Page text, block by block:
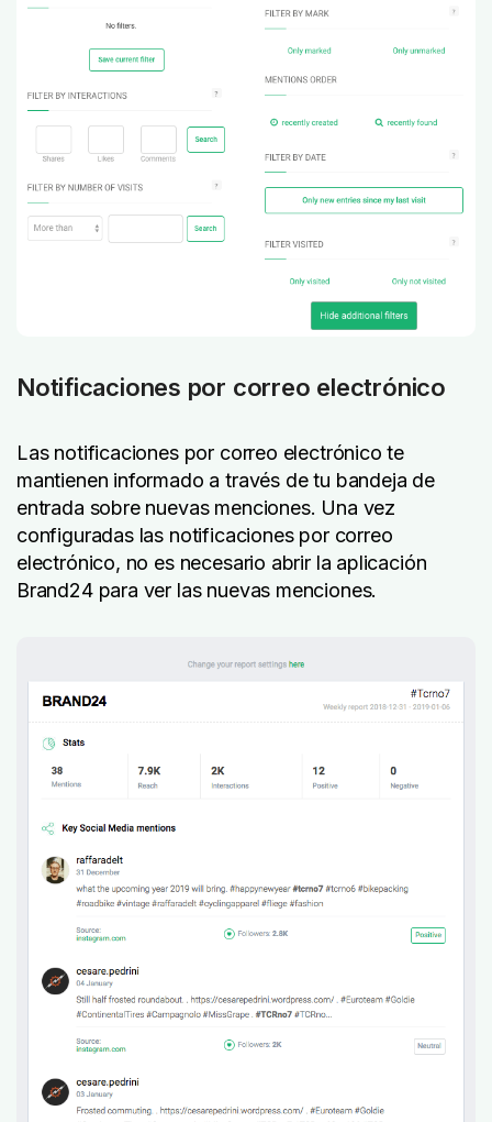
Notificaciones por correo electrónico
Las notificaciones por correo electrónico te
mantienen informado a través de tu bandeja de
entrada sobre nuevas menciones. Una vez
configuradas las notificaciones por correo
electrónico, no es necesario abrir la aplicación
Brand24 para ver las nuevas menciones.